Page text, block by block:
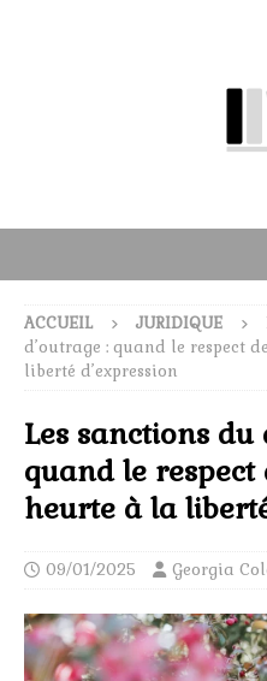
ACCUEIL JURIDIQUE
d’outrage : quand le respect
liberté d’expression
Les sanctions du
quand le respect
heurte à la
09/01/2025 Georgia